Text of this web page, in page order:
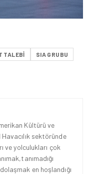
TALEBI SIA GRUBU
Kültürü ve
Havacılık sektöründe
ve yolculukları çok
en hoşlandığı